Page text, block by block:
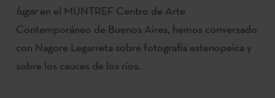
lugaren el MUNTREF Centro de Arte
Contemporáneo de Buenos Aires, hemos conversado
con Nagore Legarreta sobre fotografía estenopeica y
sobre los cauces de los ríos.